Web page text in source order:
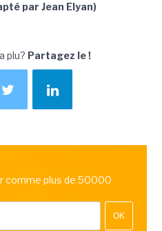
par Jean Elyan)
plu? Partagez le !
comme plus de 50000
OK